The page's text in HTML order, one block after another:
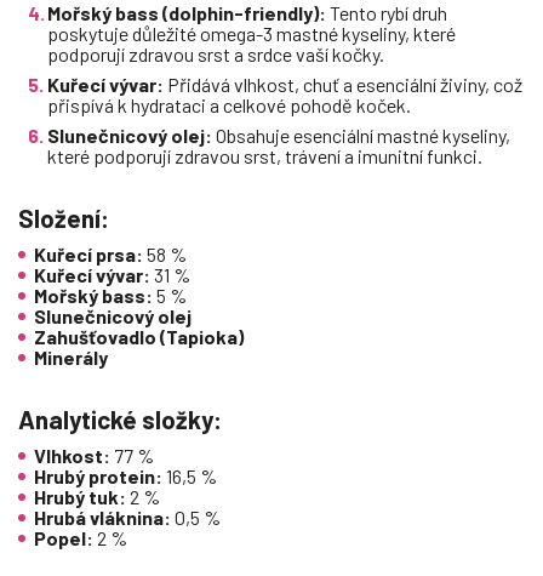
Mořský bass (dolphin-friendly): Tento rybí druh
poskytuje důležité omega-3 mastné kyseliny, které
podporují zdravou srst a srdce vaší kočky.
Kuřecí vývar: Přidává vlhkost, chuť a esenciální živiny, což
přispívá k hydrataci a celkové pohodě koček.
Slunečnicový olej: Obsahuje esenciální mastné kyseliny,
které podporují zdravou srst, trávení a imunitní funkci.
Složení:
Kuřecí prsa: 58 %
Kuřecí vývar: 31 %
Mořský bass: 5 %
Slunečnicový olej
Zahušťovadlo (Tapioka)
Minerály
Analytické složky:
Vlhkost: 77 %
Hrubý protein: 16,5 %
Hrubý tuk: 2 %
Hrubá vláknina: 0,5 %
Popel: 2 %